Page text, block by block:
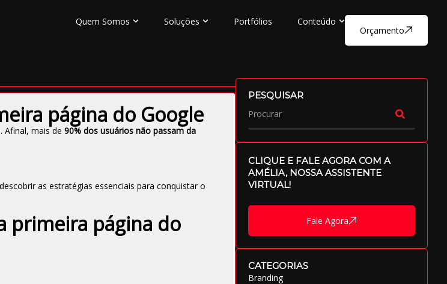
Quem Somos Soluções Portfólios Conteúdo
Orçamento
página do Google
Afinal, mais de 90% dos usuários não passam da
as estratégias essenciais para conquistar o
primeira página do
PESQUISAR
CLIQUE E FALE AGORA COM A
AMÉLIA, NOSSA ASSISTENTE
VIRTUAL!
Fale Agora
CATEGORIAS
Branding